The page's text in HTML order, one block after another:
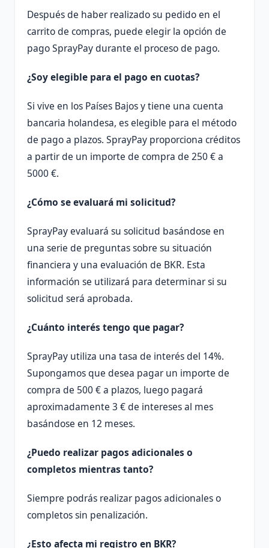
Después de haber realizado su pedido en el
carrito de compras, puede elegir la opción de
pago SprayPay durante el proceso de pago.
¿Soy elegible para el pago en cuotas?
Si vive en los Países Bajos y tiene una cuenta
bancaria holandesa, es elegible para el método
de pago a plazos. SprayPay proporciona créditos
a partir de un importe de compra de 250 € a
5000 €.
¿Cómo se evaluará mi solicitud?
SprayPay evaluará su solicitud basándose en
una serie de preguntas sobre su situación
financiera y una evaluación de BKR. Esta
información se utilizará para determinar si su
solicitud será aprobada.
¿Cuánto interés tengo que pagar?
SprayPay utiliza una tasa de interés del 14%.
Supongamos que desea pagar un importe de
compra de 500 € a plazos, luego pagará
aproximadamente 3 € de intereses al mes
basándose en 12 meses.
¿Puedo realizar pagos adicionales o
completos mientras tanto?
Siempre podrás realizar pagos adicionales o
completos sin penalización.
¿Esto afecta mi registro en BKR?